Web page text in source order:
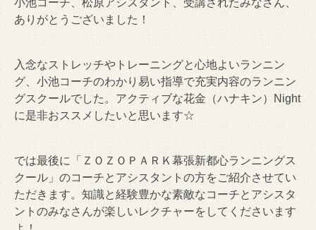
ありがとうございました！
入念なストレッチやトレーニングと心地よいランニン
グ、小池コーチのわかり易い指導で充実内容のランニン
グスクールでした。アクティブな花金（ハナキン）Night
に是非おススメしたいと思います☆
では最後に「ＺＯＺＯＰＡＲＫ幕張新都心ランニングス
クール」のコーチとアシスタントの方をご紹介させてい
ただきます。知識と経験豊かな素敵なコーチとアシスタ
ントのみなさんが楽しいレクチャーをしてくださいます